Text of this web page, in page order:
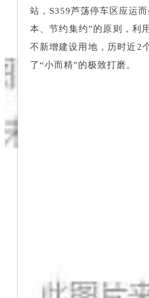
站，S359芦荡停车区应运
本、节约集约”的原则，利
不新增建设用地，历时近2
了“小而精”的极致打磨。